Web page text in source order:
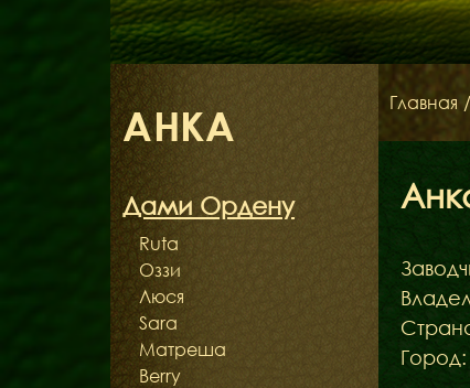
АНКА
Дами Ордену
Ruta
Оззи
Люся
Sara
Матреша
Berry
Главная /
Город: